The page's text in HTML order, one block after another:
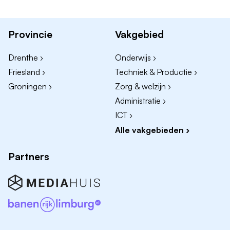
Je bent een betrokken verpleegkundige met oog
Je houdt overzicht, denkt in oplossingen en brengt
rust in het team.
Je communiceert makkelijk met cliënten, naasten
Je denkt mee over hoe het beter kan en draagt
en durft dingen bespreekbaar te maken.
geldige BIG-registratie.
Waar kun jij op rekenen?
Provincie
Drenthe ›
Friesland ›
Groningen ›
Vakgebied
Onderwijs ›
Techniek & Productie ›
Zorg & welzijn ›
Administratie ›
ICT ›
Alle vakgebieden ›
Partners